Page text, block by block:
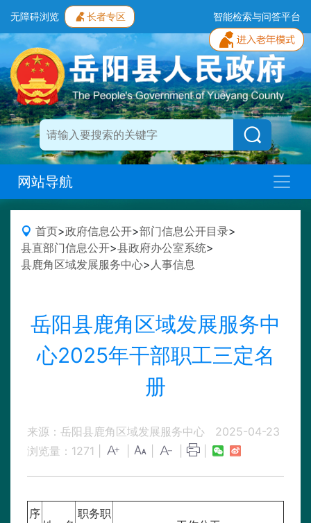
无障碍浏览 长者专区 智能检索与问答平台
网站导航
首页>政府信息公开>部门信息公开目录>
县直部门信息公开>县政府办公室系统>
县鹿角区域发展服务中心> 人事信息
岳阳县鹿角区域发展服务中
心2025年干部职工三定名
册
来源：岳阳县鹿角区域发展服务中心
2025-04-23
浏览量： 1271
序
职务职